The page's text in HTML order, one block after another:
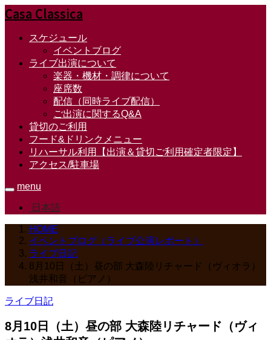
Casa Classica
スケジュール
イベントブログ
ライブ出演について
楽器・機材・調律について
座席数
配信（同時ライブ配信）
ご出演に関するQ&A
貸切のご利用
フード&ドリンクメニュー
リハーサル利用【出演＆貸切ご利用確定者限定】
アクセス/駐車場
menu
日本語
HOME
イベントブログ（ライブ公演レポート）
ライブ日記
8月10日（土）昼の部 大森陸リチャード（ヴィオラ）
浅井和音（ピアノ）
ライブ日記
8月10日（土）昼の部 大森陸リチャード（ヴィ